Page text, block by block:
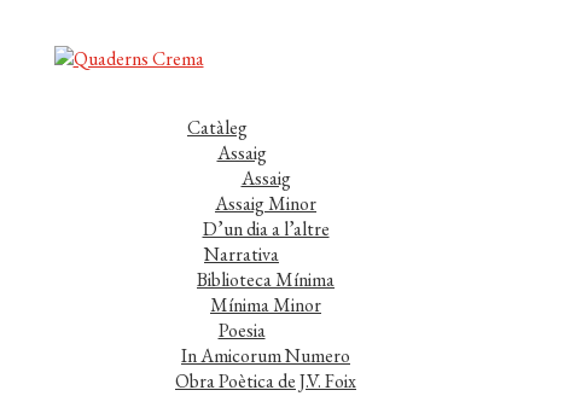
Catàleg
Assaig
Assaig
Assaig Minor
D’un dia a l’altre
Narrativa
Biblioteca Mínima
Mínima Minor
Poesia
In Amicorum Numero
Obra Poètica de J.V. Foix